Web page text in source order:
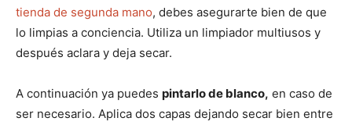
tienda de segunda mano, debes asegurarte bien de que
lo limpias a conciencia. Utiliza un limpiador multiusos y
después aclara y deja secar.
A continuación ya puedes pintarlo de blanco, en caso de
ser necesario. Aplica dos capas dejando secar bien entre